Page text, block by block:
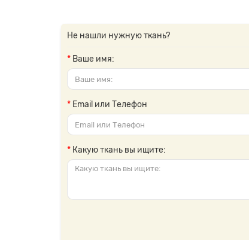
Не нашли нужную ткань?
Ваше имя:
Email или Телефон
Какую ткань вы ищите: